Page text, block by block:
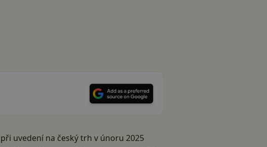
uvedení na český trh v únoru 2025